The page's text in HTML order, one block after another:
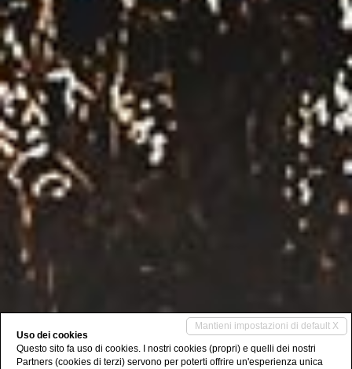
Mantieni impostazioni di default X
Uso dei cookies
Questo sito fa uso di cookies. I nostri cookies (propri) e quelli dei nostri
Partners (cookies di terzi) servono per poterti offrire un'esperienza unica